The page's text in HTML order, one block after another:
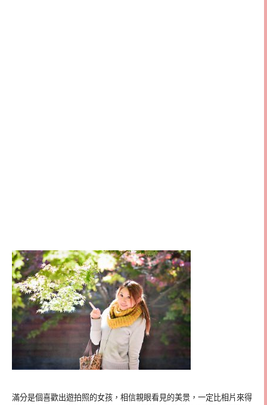
滿分是個喜歡出遊拍照的女孩，相信親眼看見的美景，一定比相片來得